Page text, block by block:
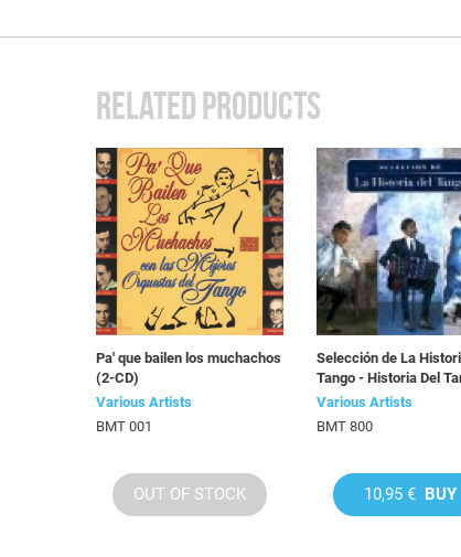
RELATED PRODUCTS
Pa' que bailen los muchachos
(2-CD)
Various Artists
BMT 001
OUT OF STOCK
Selección de La
Tango - Historia Del
Various Artists
BMT 800
10,95 € BUY